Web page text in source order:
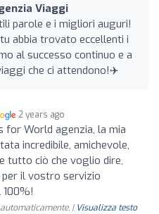
Viaggi
parole e i migliori auguri!
abbia trovato eccellenti i
al successo continuo e a
che ci attendono!✈️
2 years ago
for World agenzia, la mia
incredibile, amichevole,
tutto ciò che voglio dire,
il vostro servizio
| Visualizza testo